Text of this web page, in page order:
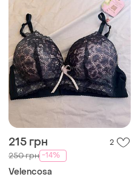
215 грн 2
250 грн -14%
Velencosa